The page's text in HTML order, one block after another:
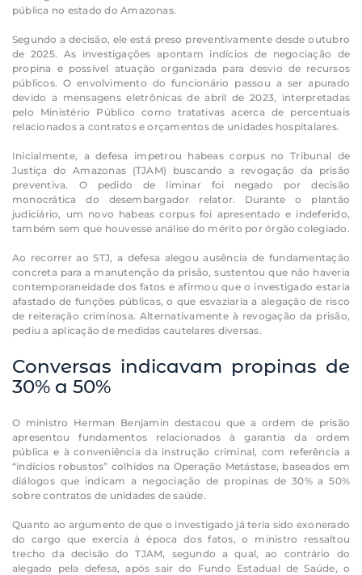
pública no estado do Amazonas.
Segundo a decisão, ele está preso preventivamente desde outubro
de 2025. As investigações apontam indícios de negociação de
propina e possível atuação organizada para desvio de recursos
públicos. O envolvimento do funcionário passou a ser apurado
devido a mensagens eletrônicas de abril de 2023, interpretadas
pelo Ministério Público como tratativas acerca de percentuais
relacionados a contratos e orçamentos de unidades hospitalares.
Inicialmente, a defesa impetrou habeas corpus no Tribunal de
Justiça do Amazonas (TJAM) buscando a revogação da prisão
preventiva. O pedido de liminar foi negado por decisão
monocrática do desembargador relator. Durante o plantão
judiciário, um novo habeas corpus foi apresentado e indeferido,
também sem que houvesse análise do mérito por órgão colegiado.
Ao recorrer ao STJ, a defesa alegou ausência de fundamentação
concreta para a manutenção da prisão, sustentou que não haveria
contemporaneidade dos fatos e afirmou que o investigado estaria
afastado de funções públicas, o que esvaziaria a alegação de risco
de reiteração criminosa. Alternativamente à revogação da prisão,
pediu a aplicação de medidas cautelares diversas.
Conversas indicavam propinas de
30% a 50%
O ministro Herman Benjamin destacou que a ordem de prisão
apresentou fundamentos relacionados à garantia da ordem
pública e à conveniência da instrução criminal, com referência a
“indícios robustos” colhidos na Operação Metástase, baseados em
diálogos que indicam a negociação de propinas de 30% a 50%
sobre contratos de unidades de saúde.
Quanto ao argumento de que o investigado já teria sido exonerado
do cargo que exercia à época dos fatos, o ministro ressaltou
trecho da decisão do TJAM, segundo a qual, ao contrário do
alegado pela defesa, após sair do Fundo Estadual de Saúde, o